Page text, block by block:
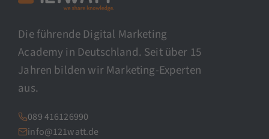
Die führende Digital Marketing
Academy in Deutschland. Seit über 15
Jahren bilden wir Marketing-Experten
aus.
089 416126990
info@121watt.de